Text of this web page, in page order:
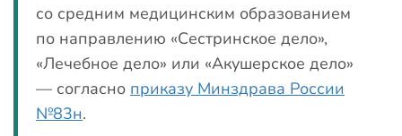
со средним медицинским образованием
по направлению «Сестринское дело»,
«Лечебное дело» или «Акушерское дело»
— согласно приказу Минздрава России
№83н.